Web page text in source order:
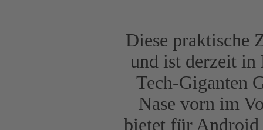
Diese praktische
und ist derzeit in
Tech-Giganten
Nase vorn im
bietet für